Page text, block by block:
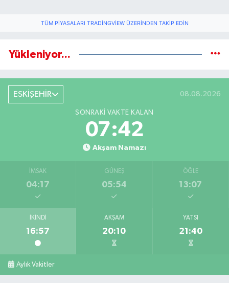
TÜM PIYASALARI TRADINGVIEW ÜZERINDEN TAKIP EDIN
Yükleniyor...
ESKİŞEHİR 08.08.2026
SONRAKI VAKTE KALAN
07:41
Akşam Namazı
İMSAK
04:17
GÜNEŞ
05:54
ÖĞLE
13:07
İKINDI
16:57
AKŞAM
20:10
YATSI
21:40
Aylık Vakitler